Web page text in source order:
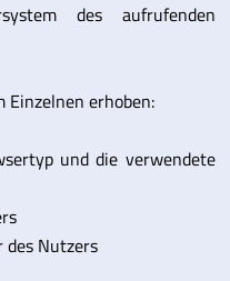
des aufrufenden
Einzelnen erhoben:
und die verwendete
Nutzers